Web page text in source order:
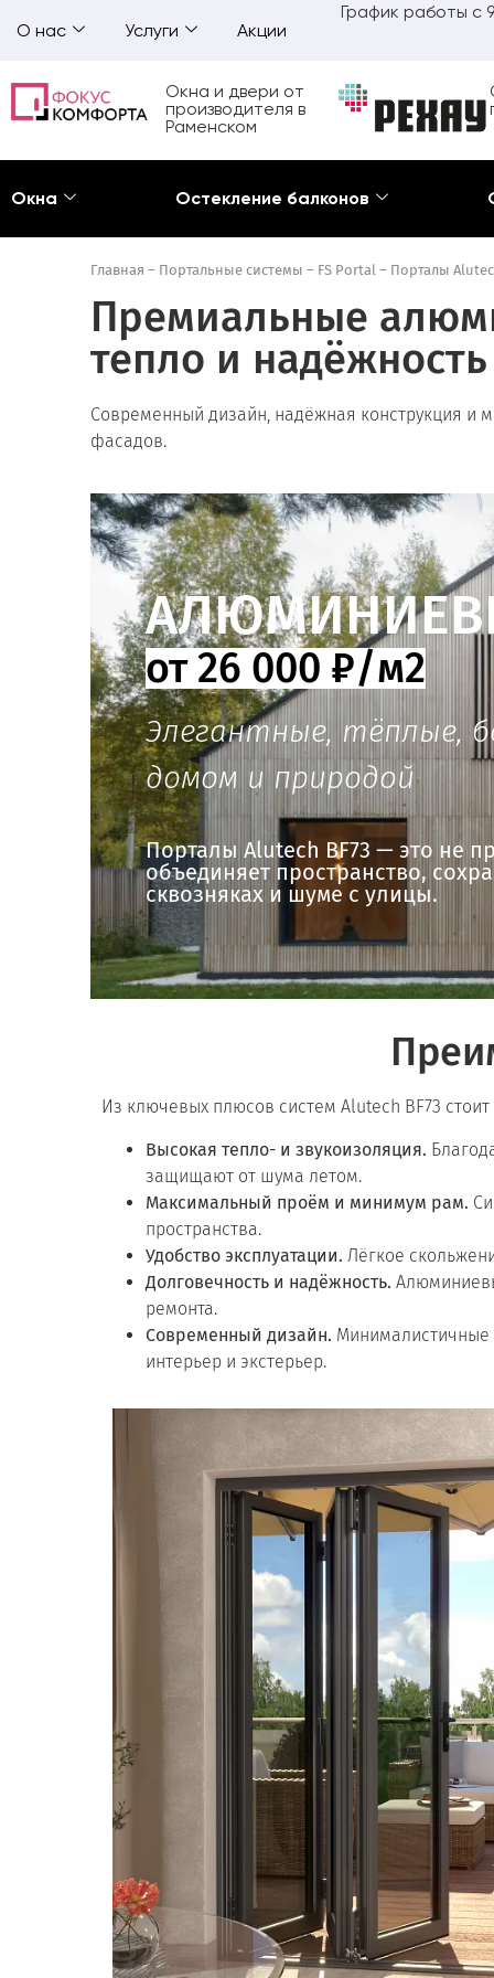
О нас Услуги Акции
График работы с
Окна и двери от
производителя в
Раменском
Окна Остекление балконов
Главная – Портальные системы – FS Portal – Порталы
Премиальные
тепло и
Современный дизайн, надёжная конструкция и
фасадов.
от 26 000 ₽/м2
Элегантные, тёплые,
домом и природой
Порталы Alutech BF73 — это не
объединяет пространство,
сквозняках и шуме с улицы.
Из ключевых плюсов систем Alutech BF73
Высокая тепло- и звукоизоляция.
защищают от шума летом.
Максимальный проём и минимум рам.
пространства.
Удобство эксплуатации. Лёгкое
Долговечность и надёжность.
ремонта.
Современный дизайн. Минималистичные
интерьер и экстерьер.